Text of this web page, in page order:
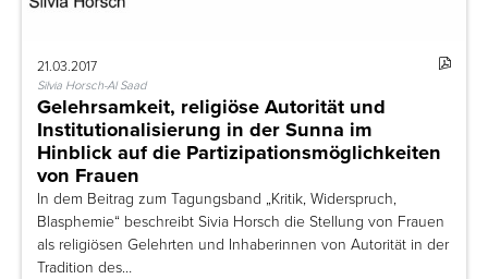
21.03.2017
Silvia Horsch-Al Saad
Gelehrsamkeit, religiöse Autorität und
Institutionalisierung in der Sunna im
Hinblick auf die Partizipationsmöglichkeiten
von Frauen
In dem Beitrag zum Tagungsband „Kritik, Widerspruch,
Blasphemie“ beschreibt Sivia Horsch die Stellung von Frauen
als religiösen Gelehrten und Inhaberinnen von Autorität in der
Tradition des…